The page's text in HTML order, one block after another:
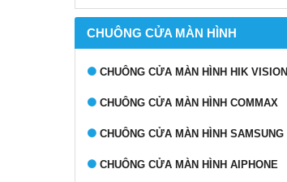
CHUÔNG CỬA MÀN HÌNH
CHUÔNG CỬA MÀN HÌNH HIK VISION
CHUÔNG CỬA MÀN HÌNH COMMAX
CHUÔNG CỬA MÀN HÌNH SAMSUNG
CHUÔNG CỬA MÀN HÌNH AIPHONE